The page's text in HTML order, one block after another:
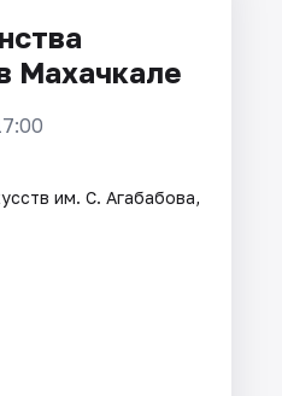
Махачкале
им. С. Агабабова,